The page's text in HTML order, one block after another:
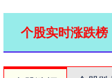
个股实时涨跌榜